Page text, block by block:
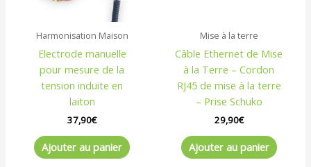
Harmonisation Maison
Electrode manuelle
pour mesure de la
tension induite en
laiton
37,90€
Ajouter au panier
Mise à la terre
Câble Ethernet de Mise
à la Terre – Cordon
RJ45 de mise à la terre
– Prise Schuko
29,90€
Ajouter au panier